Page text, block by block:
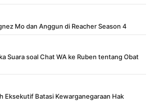
Mo dan Anggun di Reacher Season 4
Suara soal Chat WA ke Ruben tentang Obat
Eksekutif Batasi Kewarganegaraan Hak